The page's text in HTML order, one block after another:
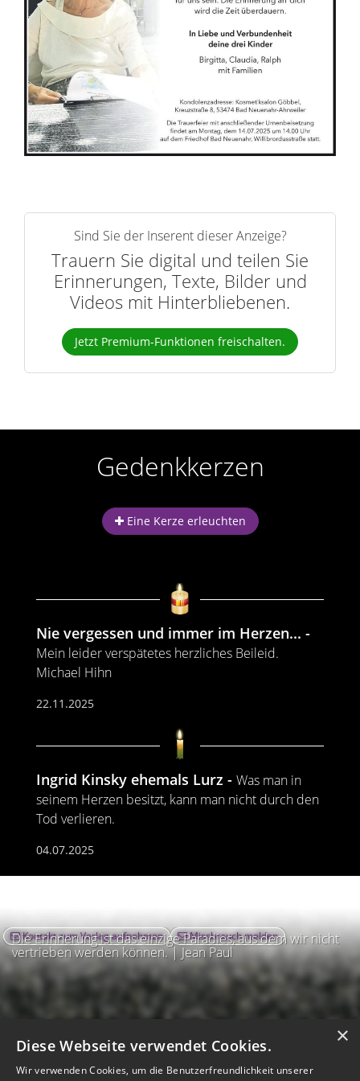
Sind Sie der Inserent dieser Anzeige?
Trauern Sie digital und teilen Sie
Erinnerungen, Texte, Bilder und
Videos mit Hinterbliebenen.
Jetzt Premium-Funktionen freischalten.
Gedenkkerzen
Eine Kerze erleuchten
Nie vergessen und immer im Herzen...
Mein leider verspätetes herzliches Beileid.
Michael Hihn
22.11.2025
Ingrid Kinsky ehemals Lurz
Was man in
seinem Herzen besitzt, kann man nicht durch den
Tod verlieren.
04.07.2025
Die Erinnerung ist das einzige Paradies, aus dem wir nicht
vertrieben werden können. | Jean Paul
Kontakt zum Verlag aufnehmen Missbrauch melden
×
Diese Webseite verwendet Cookies.
Wir verwenden Cookies, um die Benutzerfreundlichkeit unserer